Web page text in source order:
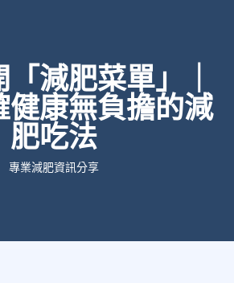
減肥菜單」｜
健康無負擔的減
肥吃法
專業減肥資訊分享